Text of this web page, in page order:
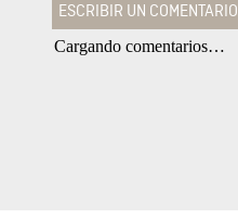
ESCRIBIR UN COMENTARIO
Cargando comentarios…